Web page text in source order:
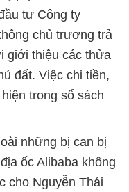
tư Công ty
chủ trương trả
giới thiệu các thửa
đất. Việc chi tiền,
trong sổ sách
những bị can bị
ốc Alibaba không
cho Nguyễn Thái